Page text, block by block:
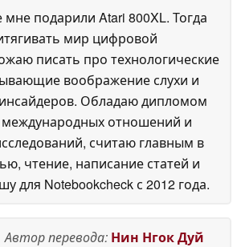
подарили Atari 800XL. Тогда
мир цифровой
писать про технологические
воображение слухи и
Обладаю дипломом
отношений и
считаю главным в
чтение, написание статей и
для Notebookcheck с 2012 года.
Автор перевода: Нин Нгок Дуй